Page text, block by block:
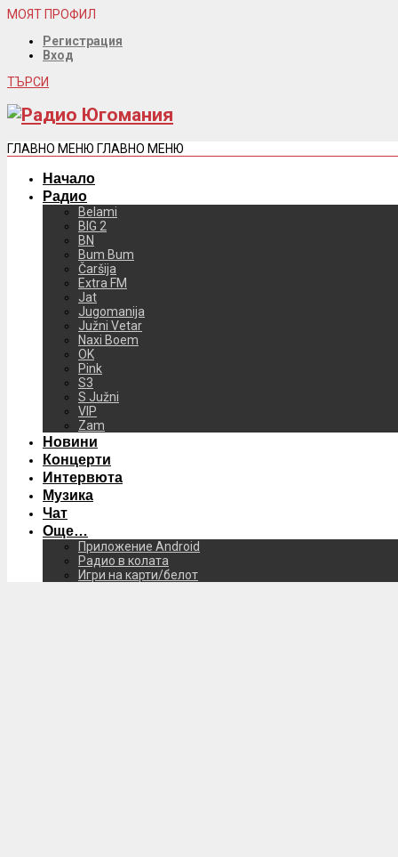
МОЯТ ПРОФИЛ
Регистрация
Вход
ТЪРСИ
ГЛАВНО МЕНЮ ГЛАВНО МЕНЮ
Начало
Радио
Belami
BIG 2
BN
Bum Bum
Čaršija
Extra FM
Jat
Jugomanija
Južni Vetar
Naxi Boem
OK
Pink
S3
S Južni
VIP
Zam
Новини
Концерти
Интервюта
Музика
Чат
Още…
Приложение Android
Радио в колата
Игри на карти/белот